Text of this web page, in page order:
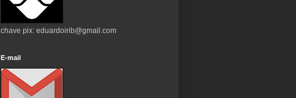
chave pix: eduardoirib@gmail.com
E-mail